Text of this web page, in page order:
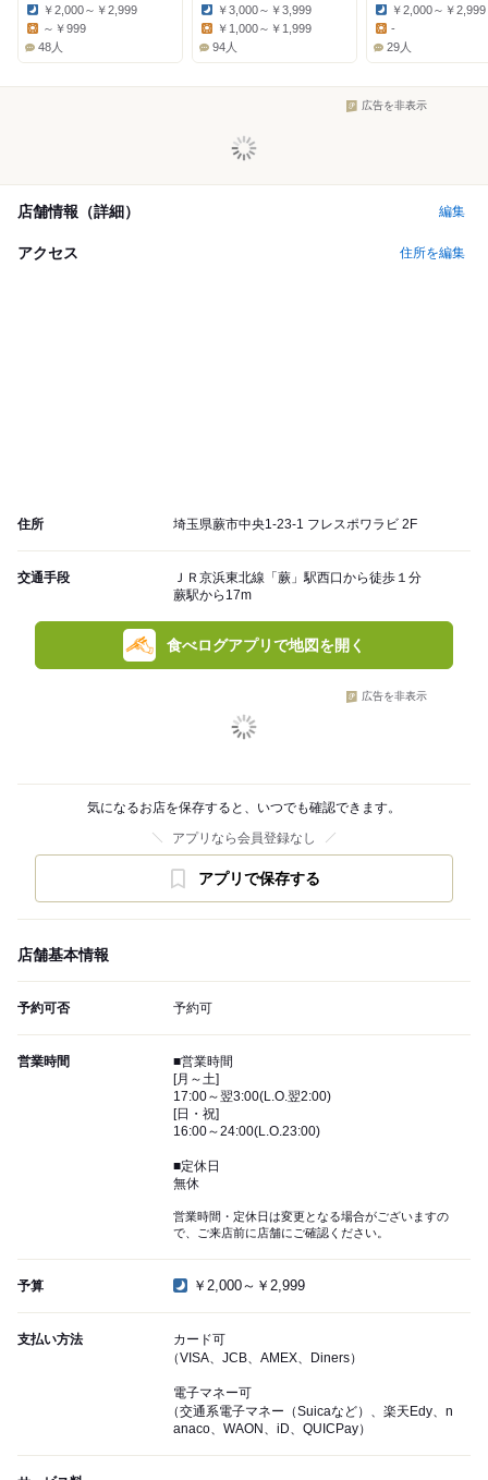
Dinner:
￥2,000～￥2,999
Lunch:
～￥999
48人
Dinner:
￥3,000～￥3,999
Lunch:
￥1,000～￥1,999
94人
Dinner:
￥2,000～￥2,999
Lunch:
-
29人
広告を非表示
店舗情報（詳細） 編集
アクセス 住所を編集
住所 埼玉県蕨市中央1-23-1 フレスポワラビ 2F
交通手段
ＪＲ京浜東北線「蕨」駅西口から徒歩１分
蕨駅から17m
食べログアプリで地図を開く
広告を非表示
気になるお店を保存すると、いつでも確認できます。
アプリなら会員登録なし
アプリで保存する
店舗基本情報
予約可否 予約可
営業時間
■営業時間
[月～土]
17:00～翌3:00(L.O.翌2:00)
[日・祝]
16:00～24:00(L.O.23:00)
■定休日
無休
営業時間・定休日は変更となる場合がございますの
で、ご来店前に店舗にご確認ください。
予算 ￥2,000～￥2,999
支払い方法
カード可
（VISA、JCB、AMEX、Diners）
電子マネー可
（交通系電子マネー（Suicaなど）、楽天Edy、n
anaco、WAON、iD、QUICPay）